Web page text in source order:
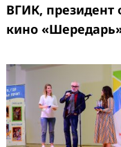
ВГИК, президент
кино